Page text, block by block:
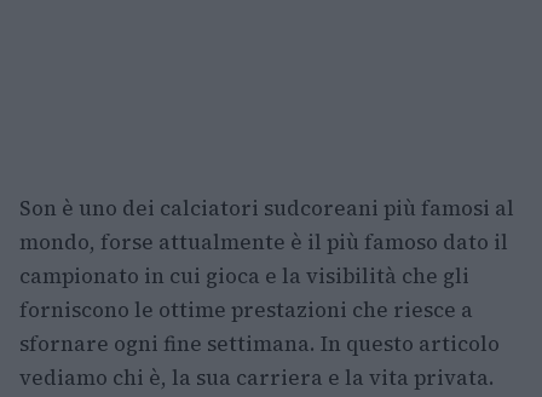
Son è uno dei calciatori sudcoreani più famosi al
mondo, forse attualmente è il più famoso dato il
campionato in cui gioca e la visibilità che gli
forniscono le ottime prestazioni che riesce a
sfornare ogni fine settimana. In questo articolo
vediamo chi è, la sua carriera e la vita privata.